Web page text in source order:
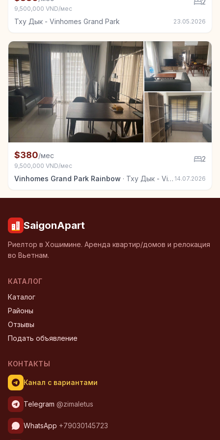
9,500,000 VND/мес
Тху Дык - Vinhomes Grand Park 23.05.2026
Квартира в аренду в Тху Дык - Vinhomes Grand
$380/мес
9,500,000 VND/мес
2
Vinhomes Grand Park Rainbow · Тху Дык - Vinhomes Grand Park 14.07.2026
SaigonApart
Риелтор в Хошимине. Аренда квартир/домов и релокация
во Вьетнам.
КАТАЛОГ
Каталог
Районы
Отзывы
Подать объявление
КОНТАКТЫ
Канал с вариантами
Telegram @zimaletus
WhatsApp +79030145723